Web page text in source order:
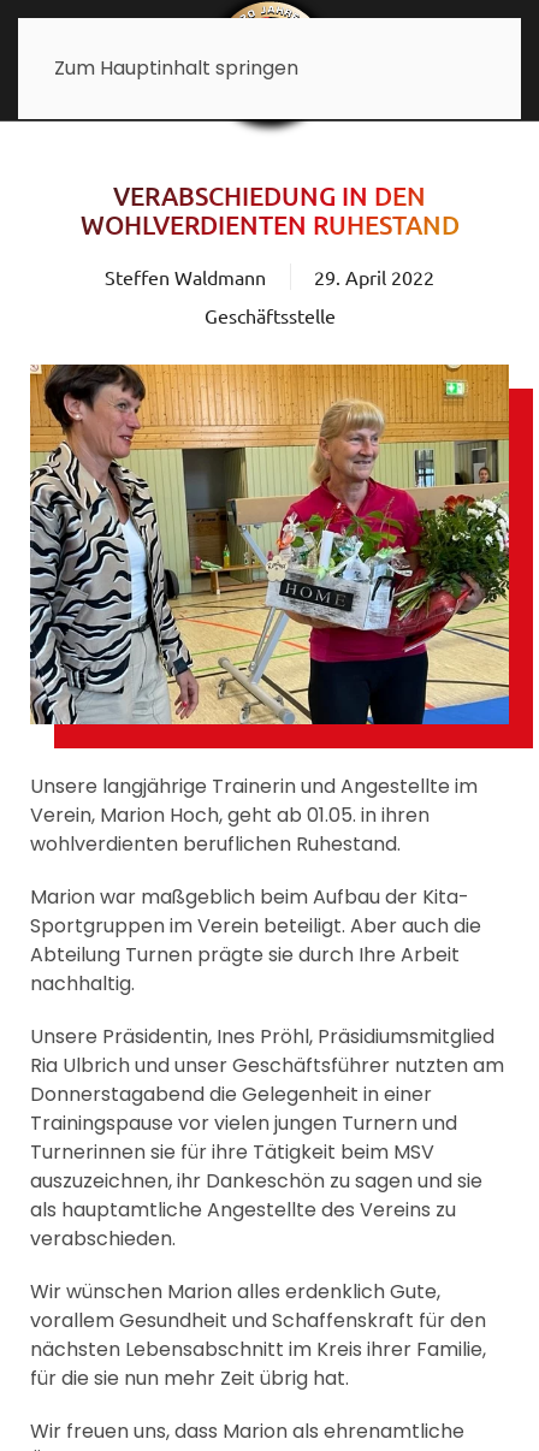
Zum Hauptinhalt springen
VERABSCHIEDUNG IN DEN
WOHLVERDIENTEN RUHESTAND
Steffen Waldmann
29. April 2022
Geschäftsstelle
Unsere langjährige Trainerin und Angestellte im
Verein, Marion Hoch, geht ab 01.05. in ihren
wohlverdienten beruflichen Ruhestand.
Marion war maßgeblich beim Aufbau der Kita-
Sportgruppen im Verein beteiligt. Aber auch die
Abteilung Turnen prägte sie durch Ihre Arbeit
nachhaltig.
Unsere Präsidentin, Ines Pröhl, Präsidiumsmitglied
Ria Ulbrich und unser Geschäftsführer nutzten am
Donnerstagabend die Gelegenheit in einer
Trainingspause vor vielen jungen Turnern und
Turnerinnen sie für ihre Tätigkeit beim MSV
auszuzeichnen, ihr Dankeschön zu sagen und sie
als hauptamtliche Angestellte des Vereins zu
verabschieden.
Wir wünschen Marion alles erdenklich Gute,
vorallem Gesundheit und Schaffenskraft für den
nächsten Lebensabschnitt im Kreis ihrer Familie,
für die sie nun mehr Zeit übrig hat.
Wir freuen uns, dass Marion als ehrenamtliche